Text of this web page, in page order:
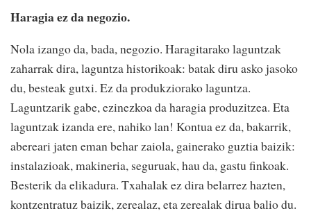
Haragia ez da negozio.
Nola izango da, bada, negozio. Haragitarako laguntzak
zaharrak dira, laguntza historikoak: batak diru asko jasoko
du, besteak gutxi. Ez da produkziorako laguntza.
Laguntzarik gabe, ezinezkoa da haragia produzitzea. Eta
laguntzak izanda ere, nahiko lan! Kontua ez da, bakarrik,
abereari jaten eman behar zaiola, gainerako guztia baizik:
instalazioak, makineria, seguruak, hau da, gastu finkoak.
Besterik da elikadura. Txahalak ez dira belarrez hazten,
kontzentratuz baizik, zerealaz, eta zerealak dirua balio du.